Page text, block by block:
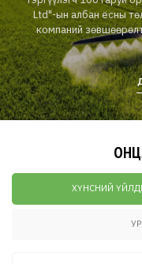
Ltd"-ын албан ёсны
компаний
ХҮНСНИЙ